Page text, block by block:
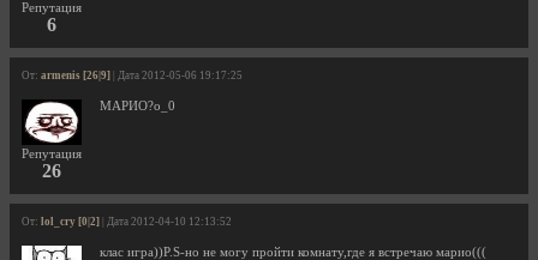
Репутация
6
От: armenis [26|9] | Дата 2012-05-06 19:17:25
Репутация
26
МАРИО?о_0
От: lol_cry [0|2] | Дата 2012-04-10 12:13:52
клас игра))P.S-но не могу пройти комнату,где я встречаю марио(((